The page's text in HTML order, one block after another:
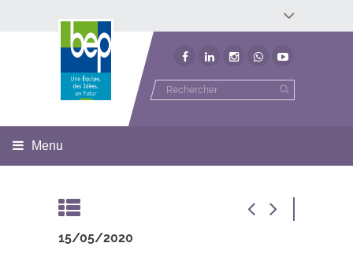
Développement économique
Développement territorial
Menu
15/05/2020